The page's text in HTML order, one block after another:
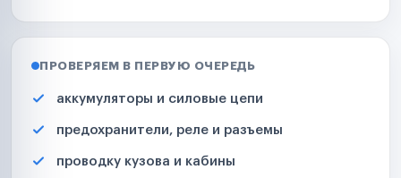
ПРОВЕРЯЕМ В ПЕРВУЮ ОЧЕРЕДЬ
аккумуляторы и силовые цепи
предохранители, реле и разъемы
проводку кузова и кабины